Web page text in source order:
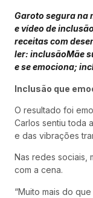
Garoto segura na
e vídeo de
receitas com
ler: inclusãoMãe
e se emociona;
Inclusão que
O resultado foi
Carlos sentiu toda
e das vibrações
Nas redes sociais,
com a cena.
“Muito mais do